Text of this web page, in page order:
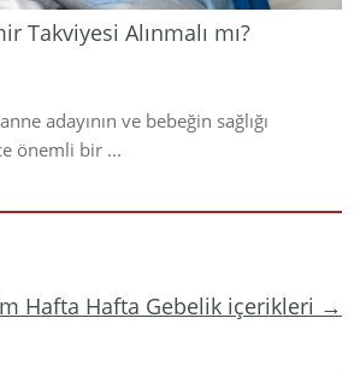
Takviyesi Alınmalı mı?
adayının ve bebeğin sağlığı
önemli bir ...
Hafta Hafta Gebelik içerikleri →